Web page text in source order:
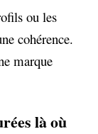
ou les
cohérence.
marque
là où